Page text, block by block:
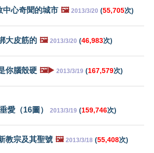
中心奇聞的城市 🖼️ 2013/3/20 (55,705次)
大皮筋的 🖼️ 2013/3/20 (46,983次)
你腦殼硬 🖼️▶️ 2013/3/19 (167,579次)
愛（16圖） 2013/3/19 (159,746次)
教宗及其聖號 🖼️ 2013/3/18 (55,408次)